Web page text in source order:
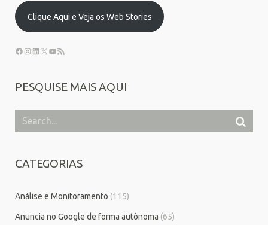
Clique Aqui e Veja os Web Stories
PESQUISE MAIS AQUI
CATEGORIAS
Análise e Monitoramento (115)
Anuncia no Google de forma autônoma (65)